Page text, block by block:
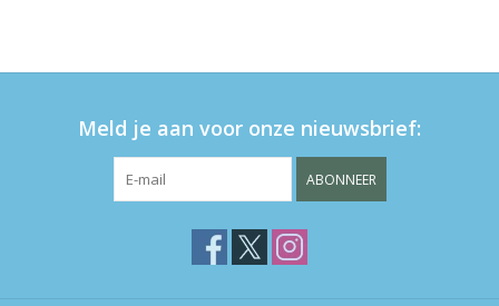
Meld je aan voor onze nieuwsbrief:
ABONNEER